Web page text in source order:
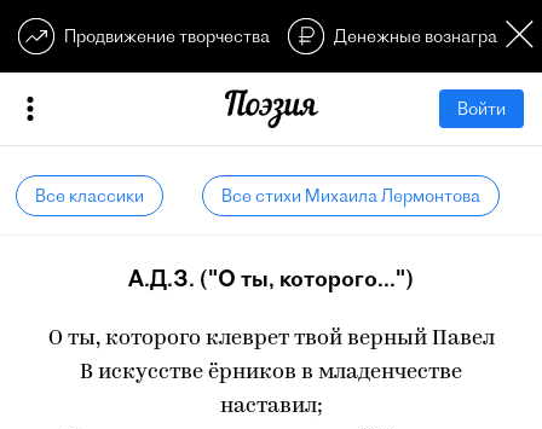
Продвижение творчества Денежные
Войти
Все классики Все стихи Михаила Лермонтова
А.Д.З. ("О ты, которого...")
О ты, которого клеврет твой верный Павел
В искусстве ёрников в младенчестве
наставил;